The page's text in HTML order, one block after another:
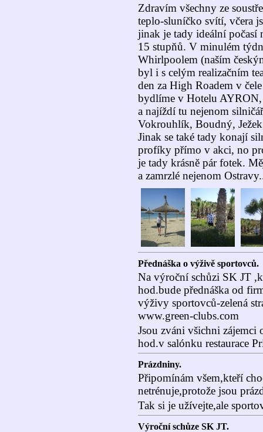
Zdravím všechny ze
teplo-sluníčko svítí, včera
jinak je tady ideální
15 stupňů. V minulém
Whirlpoolem (naším
byl i s celým realizačním
den za High Roadem v
bydlíme v Hotelu AYRON,
a najíždí tu nejenom
Vokrouhlík, Boudný,
Jinak se také tady konají
profíky přímo v akci, no
je tady krásně pár fotek.
a zamrzlé nejenom
Přednáška o výživě sportovců.
Na výroční schůzi SK JT
hod.bude přednáška od
výživy sportovců-zelená
www.green-clubs.com
Jsou zváni všichni zájemci
hod.v salónku restaurace
Prázdniny.
Připomínám všem,kteří
netrénuje,protože jsou
Tak si je užívejte,ale
Výroční schůze SK JT.